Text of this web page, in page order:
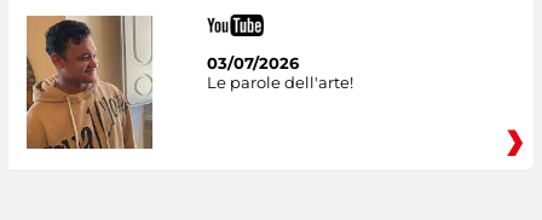
03/07/2026
Le parole dell'arte!